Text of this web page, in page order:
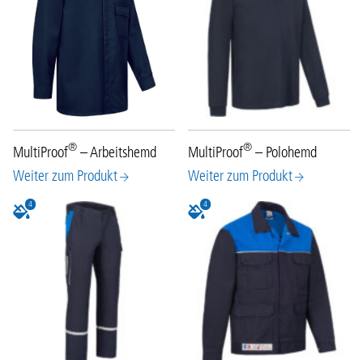
MultiProof® – Arbeitshemd
Weiter zum Produkt
MultiProof® – Polohemd
Weiter zum Produkt
4 4